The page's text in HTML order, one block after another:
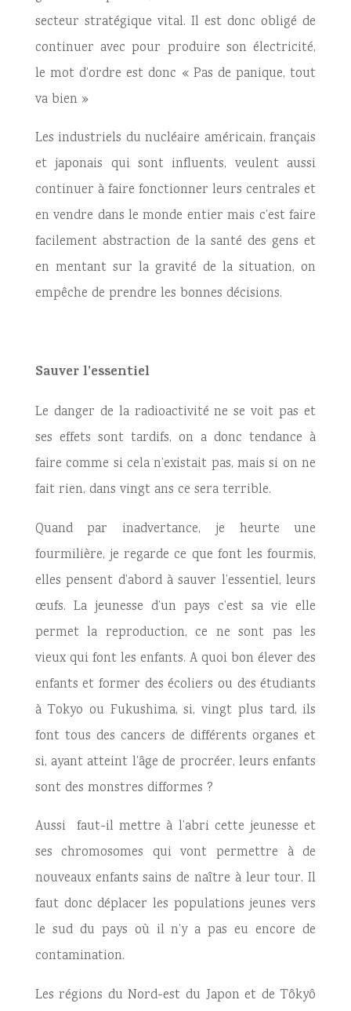
secteur stratégique vital. Il est donc obligé de
continuer avec pour produire son électricité,
le mot d’ordre est donc « Pas de panique, tout
va bien »
Les industriels du nucléaire américain, français
et japonais qui sont influents, veulent aussi
continuer à faire fonctionner leurs centrales et
en vendre dans le monde entier mais c’est faire
facilement abstraction de la santé des gens et
en mentant sur la gravité de la situation, on
empêche de prendre les bonnes décisions.
Sauver l’essentiel
Le danger de la radioactivité ne se voit pas et
ses effets sont tardifs, on a donc tendance à
faire comme si cela n’existait pas, mais si on ne
fait rien, dans vingt ans ce sera terrible.
Quand par inadvertance, je heurte une
fourmilière, je regarde ce que font les fourmis,
elles pensent d’abord à sauver l’essentiel, leurs
œufs. La jeunesse d’un pays c’est sa vie elle
permet la reproduction, ce ne sont pas les
vieux qui font les enfants. A quoi bon élever des
enfants et former des écoliers ou des étudiants
à Tokyo ou Fukushima, si, vingt plus tard, ils
font tous des cancers de différents organes et
si, ayant atteint l’âge de procréer, leurs enfants
sont des monstres difformes ?
Aussi faut-il mettre à l’abri cette jeunesse et
ses chromosomes qui vont permettre à de
nouveaux enfants sains de naître à leur tour. Il
faut donc déplacer les populations jeunes vers
le sud du pays où il n’y a pas eu encore de
contamination.
Les régions du Nord-est du Japon et de Tôkyô